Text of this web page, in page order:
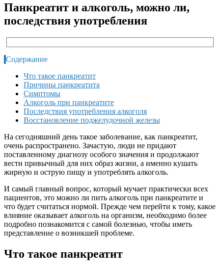
Панкреатит и алкоголь, можно ли,
последствия употребления
Содержание
Что такое панкреатит
Причины панкреатита
Симптомы
Алкоголь при панкреатите
Последствия употребления алкоголя
Восстановление поджелудочной железы
На сегодняшний день такое заболевание, как панкреатит,
очень распространено. Зачастую, люди не придают
поставленному диагнозу особого значения и продолжают
вести привычный для них образ жизни, а именно кушать
жирную и острую пищу и употреблять алкоголь.
И самый главный вопрос, который мучает практически всех
пациентов, это можно ли пить алкоголь при панкреатите и
что будет считаться нормой. Прежде чем перейти к тому, какое
влияние оказывает алкоголь на организм, необходимо более
подробно познакомится с самой болезнью, чтобы иметь
представление о возникшей проблеме.
Что такое панкреатит